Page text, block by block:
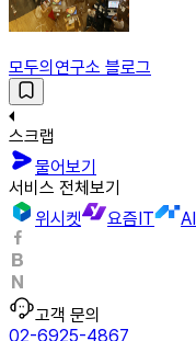
모두의연구소 블로그
스크랩
물어보기
서비스 전체보기
위시켓
요즘IT
고객 문의
02-6925-4867